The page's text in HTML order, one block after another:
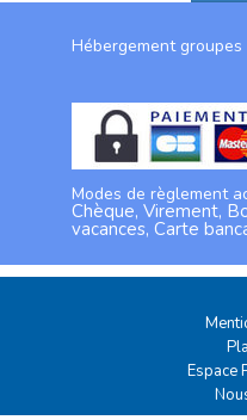
Hébergement
Modes de règlement
Chèque, Virement,
vacances, Carte
Espace